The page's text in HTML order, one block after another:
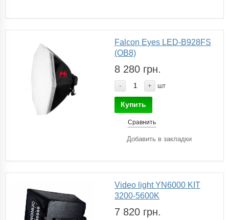
Falcon Eyes LED-B928FS
(OB8)
8 280 грн.
- + шт
Купить
Сравнить
Добавить в закладки
Video light YN6000 KIT
3200-5600K
7 820 грн.